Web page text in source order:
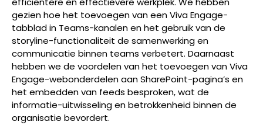
gezien hoe het toevoegen van een Viva Engage-
tabblad in Teams-kanalen en het gebruik van de
storyline-functionaliteit de samenwerking en
communicatie binnen teams verbetert. Daarnaast
hebben we de voordelen van het toevoegen van Viva
Engage-webonderdelen aan SharePoint-pagina’s en
het embedden van feeds besproken, wat de
informatie-uitwisseling en betrokkenheid binnen de
organisatie bevordert.